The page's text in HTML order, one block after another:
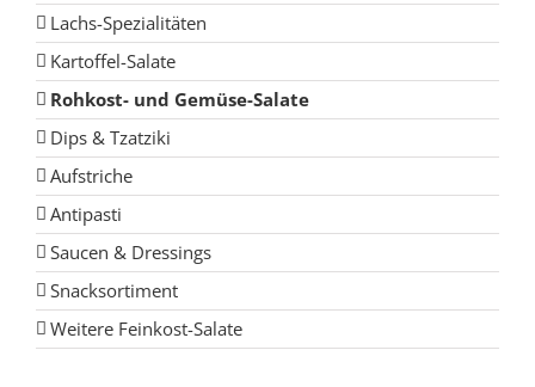
Lachs-Spezialitäten
Kartoffel-Salate
Rohkost- und Gemüse-Salate
Dips & Tzatziki
Aufstriche
Antipasti
Saucen & Dressings
Snacksortiment
Weitere Feinkost-Salate